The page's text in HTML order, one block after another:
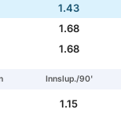
1.43
1.68
1.68
Innslup./90'
1.15